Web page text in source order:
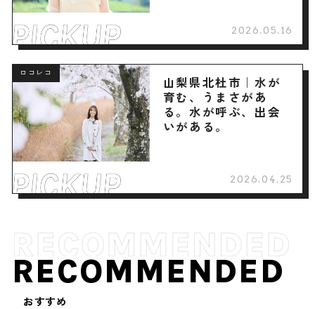
2026.05.16
ロコレコ
山梨県北杜市｜水が
育む、うまさがあ
る。水が呼ぶ、出会
いがある。
2026.04.25
RECOMMENDED
おすすめ